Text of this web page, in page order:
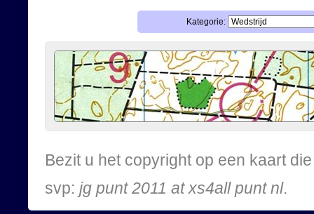
Kategorie:
Bezit u het copyright op een kaart
svp: jg punt 2011 at xs4all punt nl.